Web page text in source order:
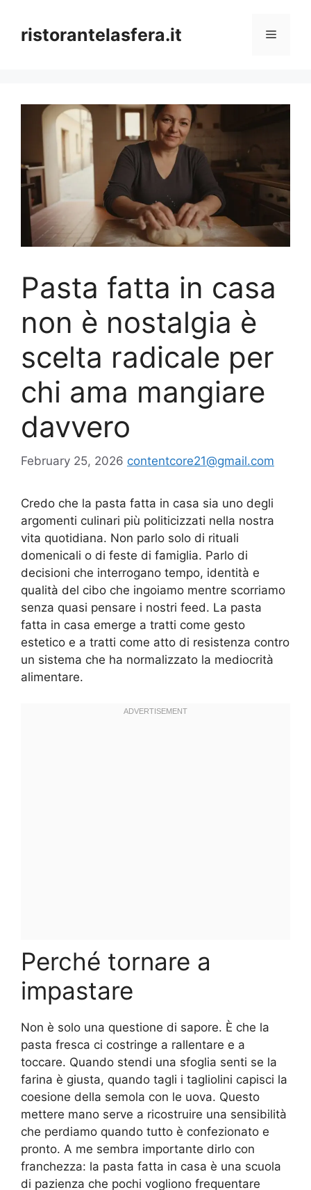
contentristorantelasfera.it Menu
Pasta fatta in casa
non è nostalgia è
scelta radicale per
chi ama mangiare
davvero
February 25, 2026 contentcore21@gmail.com
Credo che la pasta fatta in casa sia uno degli
argomenti culinari più politicizzati nella nostra
vita quotidiana. Non parlo solo di rituali
domenicali o di feste di famiglia. Parlo di
decisioni che interrogano tempo, identità e
qualità del cibo che ingoiamo mentre scorriamo
senza quasi pensare i nostri feed. La pasta
fatta in casa emerge a tratti come gesto
estetico e a tratti come atto di resistenza contro
un sistema che ha normalizzato la mediocrità
alimentare.
Perché tornare a
impastare
Non è solo una questione di sapore. È che la
pasta fresca ci costringe a rallentare e a
toccare. Quando stendi una sfoglia senti se la
farina è giusta, quando tagli i tagliolini capisci la
coesione della semola con le uova. Questo
mettere mano serve a ricostruire una sensibilità
che perdiamo quando tutto è confezionato e
pronto. A me sembra importante dirlo con
franchezza: la pasta fatta in casa è una scuola
di pazienza che pochi vogliono frequentare